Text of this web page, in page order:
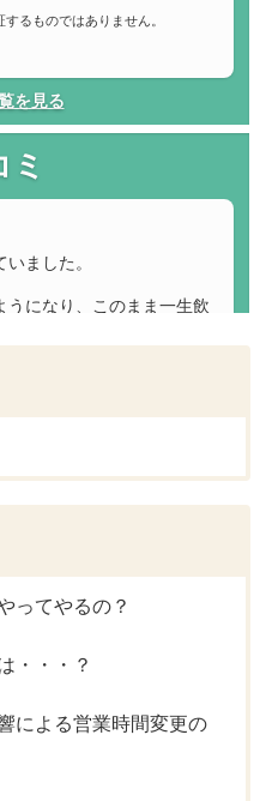
ってやるの？
・・・？
による営業時間変更の